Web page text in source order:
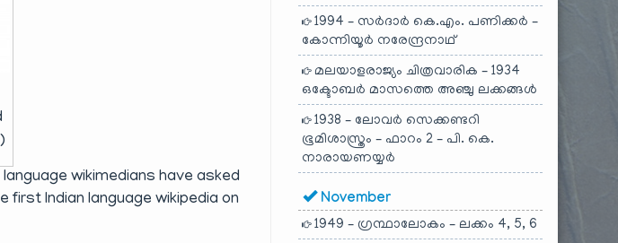
language wikimedians have asked
Indian language wikipedia on
1994 – സർദാർ കെ.എം. പണിക്കർ –
കോന്നിയൂർ നരേന്ദ്രനാഥ്
മലയാളരാജ്യം ചിത്രവാരിക – 1934
ഒക്ടോബർ മാസത്തെ അഞ്ചു ലക്കങ്ങൾ
1938 – ലോവർ സെക്കണ്ടറി
ഭൂമിശാസ്ത്രം – ഫാറം 2 – പി. കെ.
നാരായണയ്യർ
November
1949 – ഗ്രന്ഥാലോകം – ലക്കം 4, 5, 6